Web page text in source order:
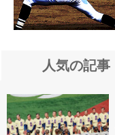
人気の記事